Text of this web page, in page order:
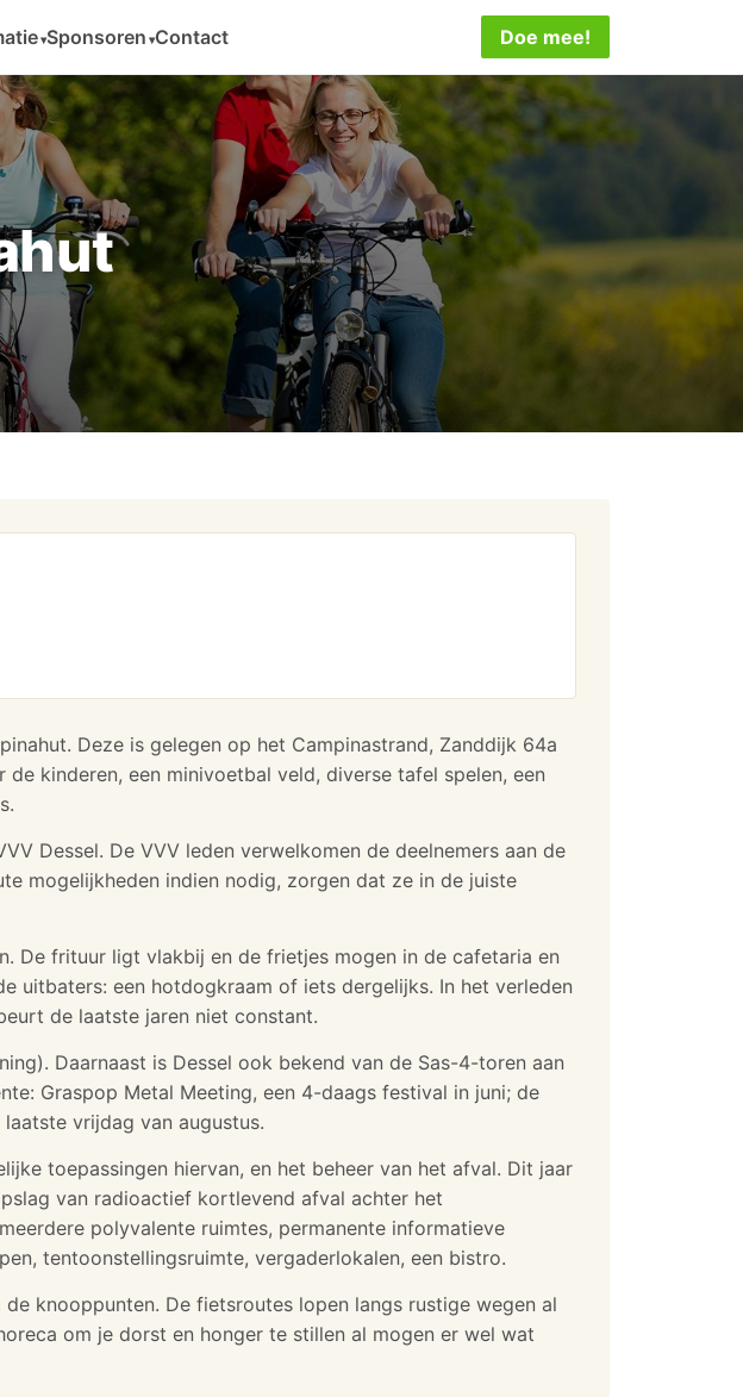
Sponsoren Contact Doe mee!
Deze is gelegen op het Campinastrand, Zanddijk 64a
kinderen, een minivoetbal veld, diverse tafel spelen, een
Dessel. De VVV leden verwelkomen de deelnemers aan de
mogelijkheden indien nodig, zorgen dat ze in de juiste
De frituur ligt vlakbij en de frietjes mogen in de cafetaria en
uitbaters: een hotdogkraam of iets dergelijks. In het verleden
de laatste jaren niet constant.
Daarnaast is Dessel ook bekend van de Sas-4-toren aan
Graspop Metal Meeting, een 4-daags festival in juni; de
vrijdag van augustus.
toepassingen hiervan, en het beheer van het afval. Dit jaar
van radioactief kortlevend afval achter het
polyvalente ruimtes, permanente informatieve
tentoonstellingsruimte, vergaderlokalen, een bistro.
knooppunten. De fietsroutes lopen langs rustige wegen al
om je dorst en honger te stillen al mogen er wel wat